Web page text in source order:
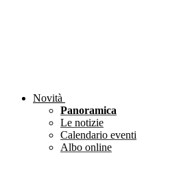
Novità
Panoramica
Le notizie
Calendario eventi
Albo online